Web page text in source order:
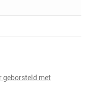
geborsteld met